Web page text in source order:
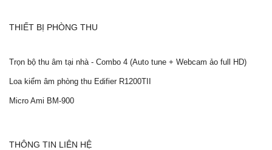
THIẾT BỊ PHÒNG THU
Trọn bộ thu âm tại nhà - Combo 4 (Auto tune + Webcam ảo full HD)
Loa kiểm âm phòng thu Edifier R1200TII
Micro Ami BM-900
THÔNG TIN LIÊN HỆ